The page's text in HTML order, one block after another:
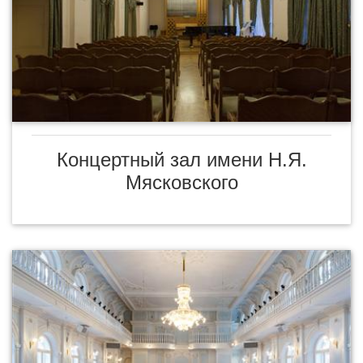
Концертный зал имени Н.Я.
Мясковского